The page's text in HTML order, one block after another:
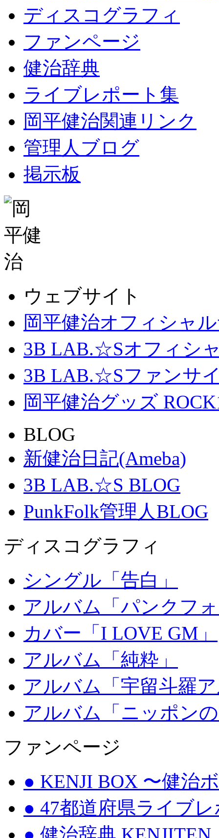
ディスコグラフィ
ファンページ
健治辞典
ライブレポート集
岡平健治関連リンク
管理人ブログ
掲示板
ウェブサイト
岡平健治オフィシャ
3B LAB.☆Sオフィシ
3B LAB.☆Sファンサイ
岡平健治グッズ
BLOG
新健治日記(Ameba)
3B LAB.☆S BLOG
PunkFolk管理人BLOG
ディスコグラフィ
シングル「告白」
アルバム「パンクフ
カバー「I LOVE GM」
アルバム「純粋」
アルバム「宇留斗羅
アルバム「ニッポン
ファンページ
● KENJI BOX 〜健治
● 47都道府県ライブ